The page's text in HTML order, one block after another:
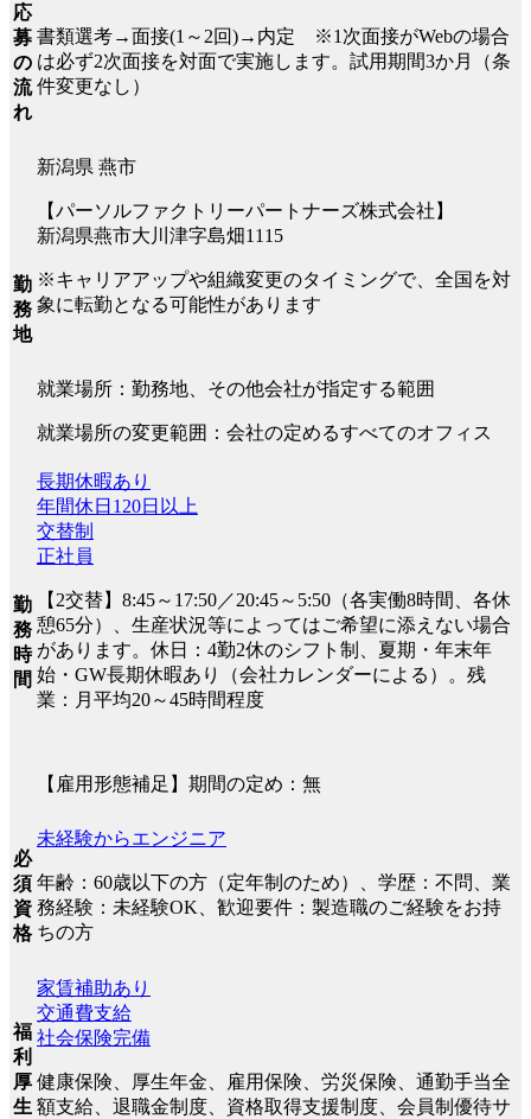
応
募
の
流
れ
書類選考→面接(1～2回)→内定 ※1次面接がWebの場合
は必ず2次面接を対面で実施します。試用期間3か月（条
件変更なし）
勤
務
地
新潟県 燕市
【パーソルファクトリーパートナーズ株式会社】
新潟県燕市大川津字島畑1115
※キャリアアップや組織変更のタイミングで、全国を対
象に転勤となる可能性があります
就業場所：勤務地、その他会社が指定する範囲
就業場所の変更範囲：会社の定めるすべてのオフィス
勤
務
時
間
長期休暇あり
年間休日120日以上
交替制
正社員
【2交替】8:45～17:50／20:45～5:50（各実働8時間、各休
憩65分）、生産状況等によってはご希望に添えない場合
があります。休日：4勤2休のシフト制、夏期・年末年
始・GW長期休暇あり（会社カレンダーによる）。残
業：月平均20～45時間程度
【雇用形態補足】期間の定め：無
必
須
資
格
未経験からエンジニア
年齢：60歳以下の方（定年制のため）、学歴：不問、業
務経験：未経験OK、歓迎要件：製造職のご経験をお持
ちの方
福
利
厚
生
家賃補助あり
交通費支給
社会保険完備
健康保険、厚生年金、雇用保険、労災保険、通勤手当全
額支給、退職金制度、資格取得支援制度、会員制優待サ